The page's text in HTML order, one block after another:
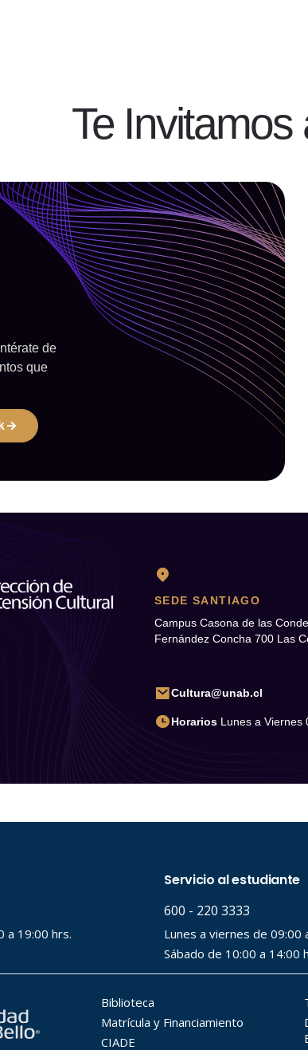
Te Invitamos
de
que
SEDE SANTIAGO
Campus Casona de las
Fernández Concha 700 Las
Cultura@unab.cl
Horarios Lunes a Viernes